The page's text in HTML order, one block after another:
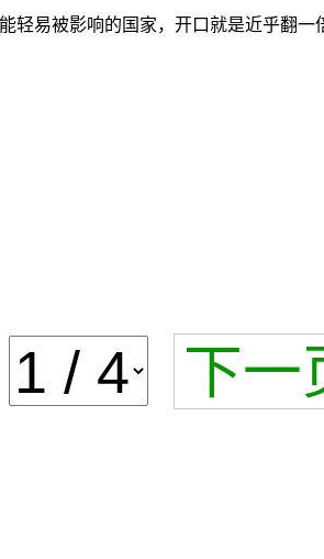
轻易被影响的国家，开口就是近乎翻一
下一